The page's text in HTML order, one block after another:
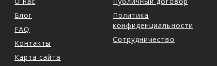
Блог
FAQ
Контакты
Карта сайта
Политика
конфиденциальности
Сотрудничество